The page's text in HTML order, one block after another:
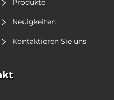
Produkte
Neuigkeiten
Kontaktieren Sie uns